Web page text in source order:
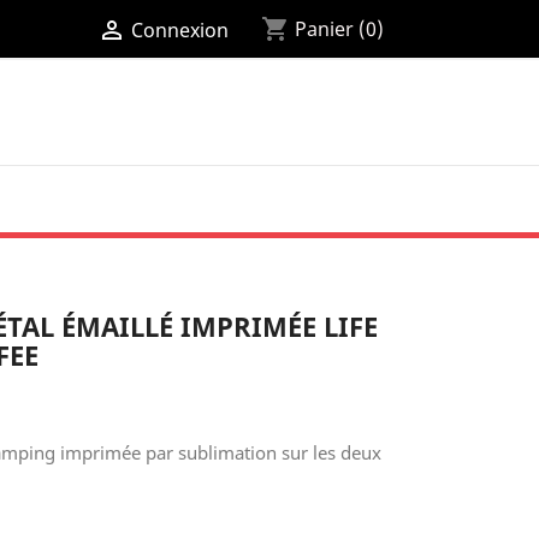
 Connexion shopping_cart Panier (0)
permettrons de tout ranger dans votre
sont sans solvants et la fabrication
ÉMAILLÉ IMPRIMÉE LIFE
imprimée par sublimation sur les deux